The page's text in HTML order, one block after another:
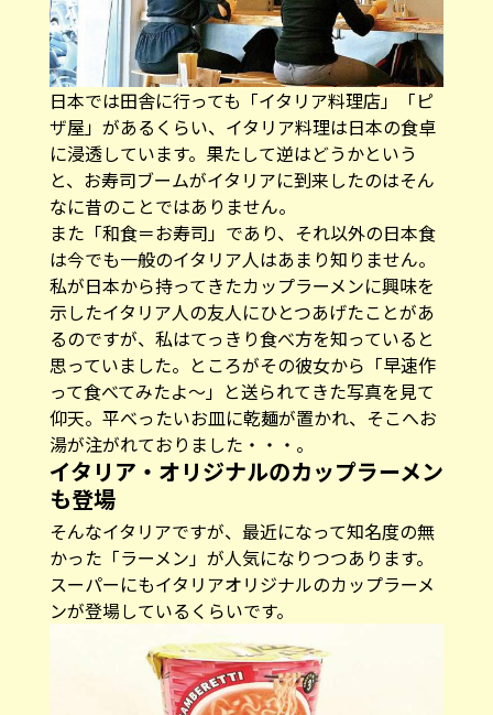
日本では田舎に行っても「イタリア料理店」「ピ
ザ屋」があるくらい、イタリア料理は日本の食卓
に浸透しています。果たして逆はどうかという
と、お寿司ブームがイタリアに到来したのはそん
なに昔のことではありません。
また「和食＝お寿司」であり、それ以外の日本食
は今でも一般のイタリア人はあまり知りません。
私が日本から持ってきたカップラーメンに興味を
示したイタリア人の友人にひとつあげたことがあ
るのですが、私はてっきり食べ方を知っていると
思っていました。ところがその彼女から「早速作
って食べてみたよ～」と送られてきた写真を見て
仰天。平べったいお皿に乾麺が置かれ、そこへお
湯が注がれておりました・・・。
イタリア・オリジナルのカップラーメン
も登場
そんなイタリアですが、最近になって知名度の無
かった「ラーメン」が人気になりつつあります。
スーパーにもイタリアオリジナルのカップラーメ
ンが登場しているくらいです。